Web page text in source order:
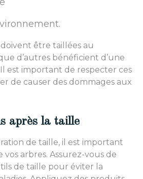
être taillées au
d’autres bénéficient d’une
est important de respecter ces
de causer des dommages aux
après la taille
de taille, il est important
arbres. Assurez-vous de
de taille pour éviter la